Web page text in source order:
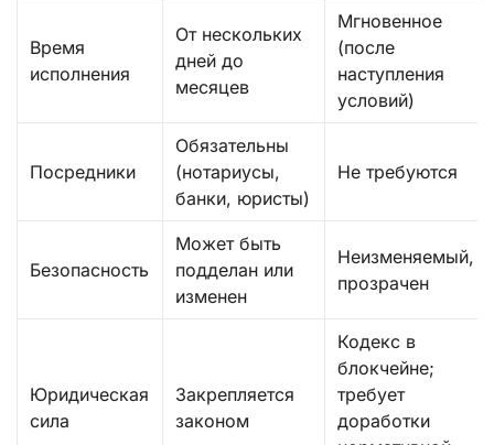
Время
исполнения
От нескольких
дней до
месяцев
Мгновенное
(после
наступления
условий)
Посредники
Обязательны
(нотариусы,
банки, юристы)
Не требуются
Безопасность
Может быть
подделан или
изменен
Неизменяемый,
прозрачен
Юридическая
сила
Закрепляется
законом
Кодекс в
блокчейне;
требует
доработки